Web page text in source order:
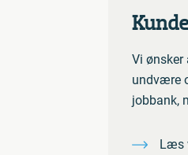
Vi ønsker
undvære
jobbank,
Læs